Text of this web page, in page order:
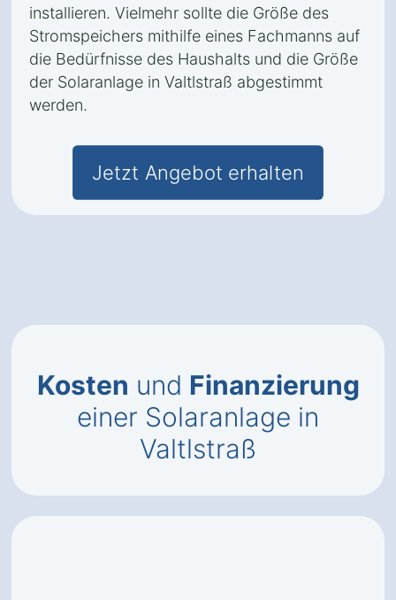
installieren. Vielmehr sollte die Größe des
Stromspeichers mithilfe eines Fachmanns auf
die Bedürfnisse des Haushalts und die Größe
der Solaranlage in Valtlstraß abgestimmt
werden.
Jetzt Angebot erhalten
Kosten und Finanzierung
einer Solaranlage in
Valtlstraß